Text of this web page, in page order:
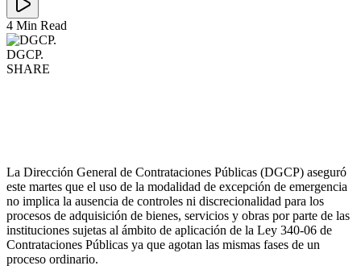
4 Min Read
DGCP.
SHARE
La Dirección General de Contrataciones Públicas (DGCP) aseguró
este martes que el uso de la modalidad de excepción de emergencia
no implica la ausencia de controles ni discrecionalidad para los
procesos de adquisición de bienes, servicios y obras por parte de las
instituciones sujetas al ámbito de aplicación de la Ley 340-06 de
Contrataciones Públicas ya que agotan las mismas fases de un
proceso ordinario.